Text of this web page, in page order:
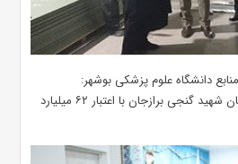
دانشگاه علوم پزشکی بوشهر:
پروژه‌های عمرانی بیمارستان شهید گنجی برازجان با اعتبار ۶۲ میلیارد